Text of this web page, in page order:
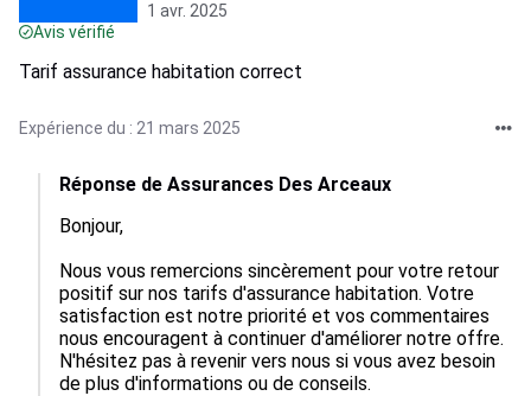
1 avr. 2025
Avis vérifié
Tarif assurance habitation correct
Expérience du : 21 mars 2025
Réponse de Assurances Des Arceaux
Bonjour,
Nous vous remercions sincèrement pour votre retour
positif sur nos tarifs d'assurance habitation. Votre
satisfaction est notre priorité et vos commentaires
nous encouragent à continuer d'améliorer notre offre.
N'hésitez pas à revenir vers nous si vous avez besoin
de plus d'informations ou de conseils.